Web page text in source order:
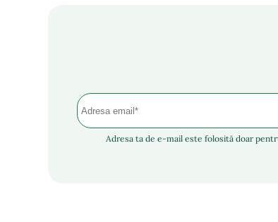
Adresa ta de e-mail este folosită doar